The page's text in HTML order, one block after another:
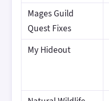
Mages Guild
Quest Fixes
My Hideout